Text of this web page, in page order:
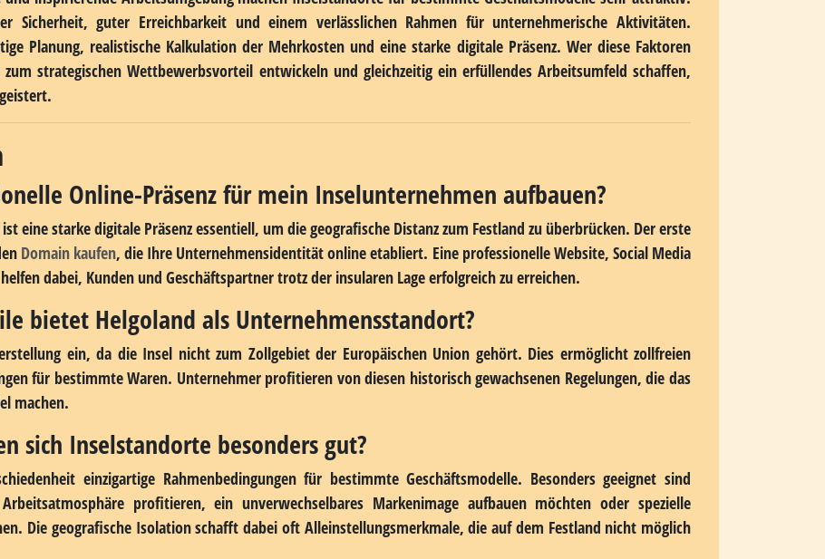
schätzen die inspirierende Atmosphäre einer Insel besonders, weil sie dort fernab von urbanen
Ideen entwickeln können. Wellness- und Gesundheitsanbieter setzen die heilsame Wirkung des
Verkaufsargument ein. Manufakturen und Kunsthandwerker nutzen den Inselstandort als besonderes
Bildungseinrichtungen finden auf einer Insel ideale Bedingungen für konzentriertes Arbeiten, weil die
Umgebung eine ungestörte Atmosphäre schaffen, die wissenschaftliche Arbeit und tiefgreifendes Lernen
unternehmerische Möglichkeiten mit einer besonderen Lebensqualität für Gründer und Mitarbeiter.
inspirierende Arbeitsumgebung machen Inselstandorte für bestimmte Geschäftsmodelle sehr attraktiv.
Sicherheit, guter Erreichbarkeit und einem verlässlichen Rahmen für unternehmerische Aktivitäten.
Planung, realistische Kalkulation der Mehrkosten und eine starke digitale Präsenz. Wer diese Faktoren
strategischen Wettbewerbsvorteil entwickeln und gleichzeitig ein erfüllendes Arbeitsumfeld schaffen,
Online-Präsenz für mein Inselunternehmen aufbauen?
eine starke digitale Präsenz essentiell, um die geografische Distanz zum Festland zu überbrücken. Der erste
Domain kaufen, die Ihre Unternehmensidentität online etabliert. Eine professionelle Website, Social Media